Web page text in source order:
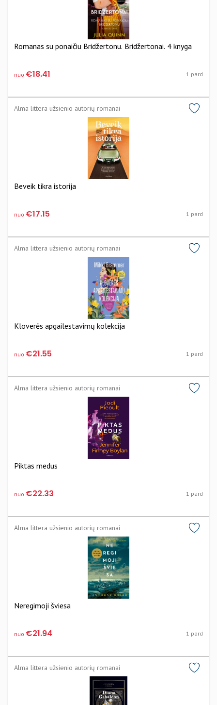
Romanas su ponaičiu Bridžertonu. Bridžertonai. 4 knyga
nuo €18.41 1 pard
Alma littera užsienio autorių romanai
Beveik tikra istorija
nuo €17.15 1 pard
Alma littera užsienio autorių romanai
Kloverės apgailestavimų kolekcija
nuo €21.55 1 pard
Alma littera užsienio autorių romanai
Piktas medus
nuo €22.33 1 pard
Alma littera užsienio autorių romanai
Neregimoji šviesa
nuo €21.94 1 pard
Alma littera užsienio autorių romanai